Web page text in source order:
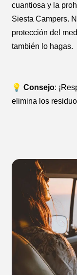
cuantiosa y la
Siesta Campers.
protección del
también lo hagas.
💡 Consejo:
elimina los